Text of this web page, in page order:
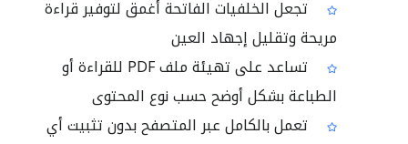
تجعل الخلفيات الفاتحة أغمق لتوفير قراءة
مريحة وتقليل إجهاد العين
تساعد على تهيئة ملف PDF للقراءة أو
الطباعة بشكل أوضح حسب نوع المحتوى
تعمل بالكامل عبر المتصفح بدون تثبيت أي